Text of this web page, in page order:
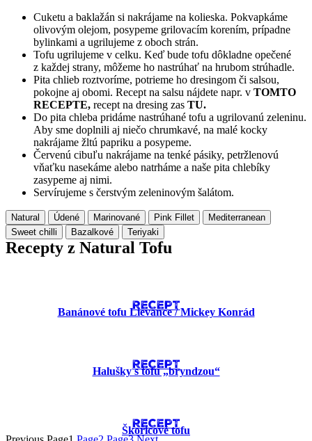
Cuketu a baklažán si nakrájame na kolieska. Pokvapkáme
olivovým olejom, posypeme grilovacím korením, prípadne
bylinkami a ugrilujeme z oboch strán.
Tofu ugrilujeme v celku. Keď bude tofu dôkladne opečené
z každej strany, môžeme ho nastrúhať na hrubom strúhadle.
Pita chlieb roztvoríme, potrieme ho dresingom či salsou,
pokojne aj obomi. Recept na salsu nájdete napr. v TOMTO
RECEPTE, recept na dresing zas TU.
Do pita chleba pridáme nastrúhané tofu a ugrilovanú zeleninu.
Aby sme doplnili aj niečo chrumkavé, na malé kocky
nakrájame žltú papriku a posypeme.
Červenú cibuľu nakrájame na tenké pásiky, petržlenovú
vňaťku nasekáme alebo natrháme a naše pita chlebíky
zasypeme aj nimi.
Servírujeme s čerstvým zeleninovým šalátom.
Natural Údené Marinované Pink Fillet
Mediterranean
Sweet chilli
Bazalkové Teriyaki
Recepty z Natural Tofu
RECEPT
Banánové tofu Lievance​ / Mickey Konrád
RECEPT
Halušky s tofu „bryndzou“
RECEPT
Škoricové tofu